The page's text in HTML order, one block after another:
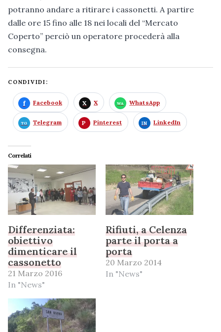
potranno andare a ritirare i cassonetti. A partire
dalle ore 15 fino alle 18 nei locali del “Mercato
Coperto” perciò un operatore procederà alla
consegna.
CONDIVIDI:
Facebook X WhatsApp
Telegram Pinterest LinkedIn
Correlati
Differenziata:
obiettivo
dimenticare il
cassonetto
21 Marzo 2016
In "News"
Rifiuti, a Celenza
parte il porta a
porta
20 Marzo 2014
In "News"